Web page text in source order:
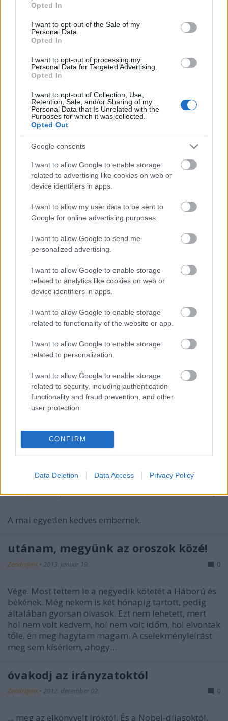
use your data for below specified purposes in below Google
consent section.
Opted In
I want to opt-out of the Sale of my
Personal Data.
Opted In
I want to opt-out of processing my
Personal Data for Targeted Advertising.
Opted In
I want to opt-out of Collection, Use,
Retention, Sale, and/or Sharing of my
Personal Data that Is Unrelated with the
Purposes for which it was collected.
Opted Out
Google consents
I want to allow Google to enable storage
related to advertising like cookies on web or
device identifiers in apps.
I want to allow my user data to be sent to
Google for online advertising purposes.
I want to allow Google to send me
personalized advertising.
I want to allow Google to enable storage
related to analytics like cookies on web or
device identifiers in apps.
I want to allow Google to enable storage
related to functionality of the website or app.
I want to allow Google to enable storage
related to personalization.
I want to allow Google to enable storage
related to security, including authentication
functionality and fraud prevention, and other
user protection.
CONFIRM
Data Deletion Data Access Privacy Policy
kezembe, de ez már túl sok volt a "jóból". Marie-
Dominique Lelièvre Chanel & Co című életrajza
megint csak nem egy jól sikerült alkotás, ahogy az
előző cucc sem volt az. Kezdem azt hinni,…
one spy on another
Hal Vaughan Egy ágyban az ellenséggel című könyve
csak azért érdekes, mert egy kém írja egy másik
kémről. A szerző hírszerző volt (szia, Dani!), most
pedig "megkutatta" Coco Chanel II. világháborús
tevékenységét és megírta. Az életrajz eme eleme nem
túl hízelgő. Chanel…
Zendrajinx 2014. április 28.
Nem nagy szó persze, a Nyugatosok mind alkesz
bohémek voltak, és akkor még nem fogalmaztam
erősen. Hevesi Andrásról mondjuk én még nem
hallottam, de most kiokosodtam. Rövid életű, ezért
nem túl termékeny író, de ahogy olvastam a Párizsi
eső című könyvét, ez utóbbi nem is…
napló: olgának
Zendrajinx•2013. július 09. 0
A mai egyetlen kedves embernek.
utánam, megyünk az oroszok közé!
Zendrajinx • 2013. január 19. 0
Vége. Most tettem le a negyedik kötetét a Háború és
békének. Még nekem is két hónapig tartott, pedig
általában gyorsan olvasok. Ezt nem lehetett, mert
hol nem volt kedvem, hol nem volt időm, hol elvontak
tőle, én meg hagytam magam. A cselekményleírást
meg sem kísérlem, ahogy…
óvakodj az irányzatoktól
Zendrajinx • 2012. december 02. 0
... meg az elkönyvelt íróktól. És a Nobel-díjasoktól.